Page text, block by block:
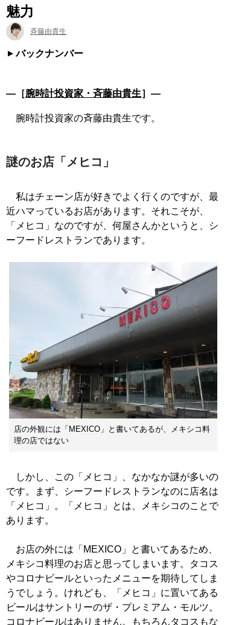
魅力
斉藤由貴生
バックナンバー
―［腕時計投資家・斉藤由貴生］―
腕時計投資家の斉藤由貴生です。
謎のお店「メヒコ」
私はチェーン店が好きでよく行くのですが、最
近ハマっているお店があります。それこそが、
「メヒコ」なのですが、何屋さんかというと、シ
ーフードレストランであります。
店の外観には「MEXICO」と書いてあるが、メキシコ料
理の店ではない
しかし、この「メヒコ」、なかなか謎が多いの
です。まず、シーフードレストランなのに店名は
「メヒコ」。「メヒコ」とは、メキシコのことで
あります。
お店の外には「MEXICO」と書いてあるため、
メキシコ料理のお店と思ってしまいます。タコス
やコロナビールといったメニューを期待してしま
うでしょう。けれども、「メヒコ」に置いてある
ビールはサントリーのザ・プレミアム・モルツ。
コロナビールはありません。もちろんタコスもな